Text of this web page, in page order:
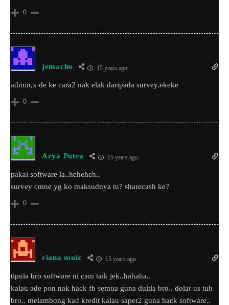
0
jemacho 15 years ago
admin,x de ke cara2 nak elak daripada survey.ekeke
0
Arya Putra 15 years ago
pakai software la..heheheh..
survey cmne yg ko maksudnya tu? sharecash ke?
0
riana muiz 15 years ago
tipula bro software ni cam taik jek..hahaha..
kalau ade pon nak hack fb semua guna duitla bro.. dolar us tuh
bro.. melambong kad kredit kalau saper2 guna hack software..